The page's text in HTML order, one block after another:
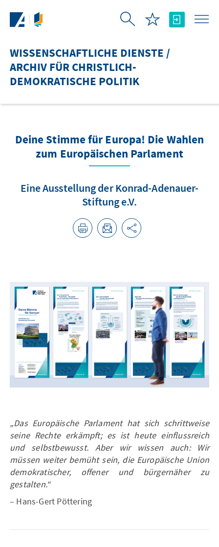
WISSENSCHAFTLICHE DIENSTE /
ARCHIV FÜR CHRISTLICH-
DEMOKRATISCHE POLITIK
Deine Stimme für Europa! Die Wahlen
zum Europäischen Parlament
Eine Ausstellung der Konrad-Adenauer-
Stiftung e.V.
„Das Europäische Parlament hat sich schrittweise
seine Rechte erkämpft; es ist heute einflussreich
und selbstbewusst. Aber wir wissen auch: Wir
müssen weiter bemüht sein, die Europäische Union
demokratischer, offener und bürgernäher zu
gestalten.“
– Hans-Gert Pöttering